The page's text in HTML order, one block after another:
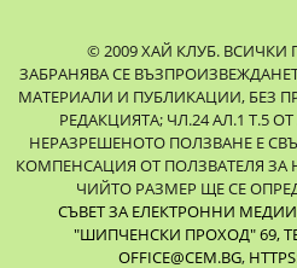
© 2009 ХАЙ КЛУБ. ВСИЧКИ
ЗАБРАНЯВА СЕ
МАТЕРИАЛИ И ПУБЛИКАЦИИ, БЕЗ
РЕДАКЦИЯТА; ЧЛ.24 АЛ.1 Т.5
НЕРАЗРЕШЕНОТО ПОЛЗВАНЕ Е
КОМПЕНСАЦИЯ ОТ ПОЛЗВАТЕЛЯ
ЧИЙТО РАЗМЕР ЩЕ СЕ
СЪВЕТ ЗА ЕЛЕКТРОННИ
"ШИПЧЕНСКИ ПРОХОД" 69,
OFFICE@CEM.BG,